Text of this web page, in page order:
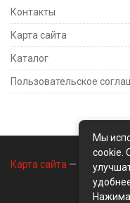
Контакты
Карта сайта
Каталог
Пользовательское
Карта сайта — Контакты
Мы
cookie.